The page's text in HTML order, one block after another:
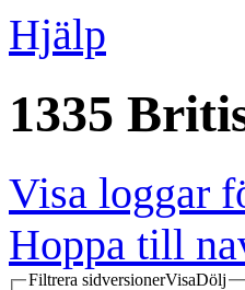
Hjälp
1335
Visa loggar
Hoppa till
Filtrera sidversionerVisaDölj